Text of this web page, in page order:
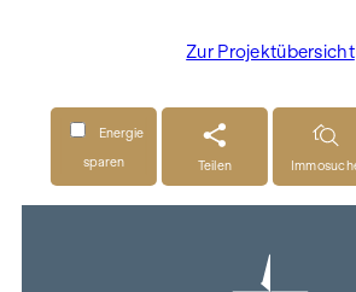
Zur Projektübersicht
Energie
sparen
Teilen Immosuche